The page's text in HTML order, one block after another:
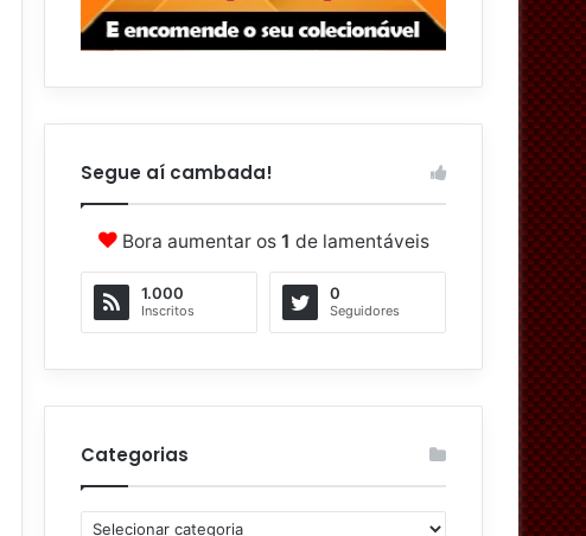
Segue aí cambada!
Bora aumentar os 1 de lamentáveis
1.000
Inscritos
0
Seguidores
Categorias